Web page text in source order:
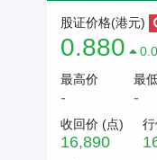
股证价格(港元)
0.880
最高价
-
最
-
收回价 (点)
16,890